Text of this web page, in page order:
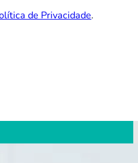
de Privacidade.